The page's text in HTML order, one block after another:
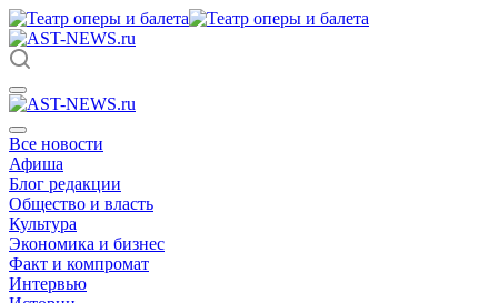
Все новости
Афиша
Блог редакции
Общество и власть
Культура
Экономика и бизнес
Факт и компромат
Интервью